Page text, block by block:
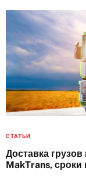
СТАТЬИ
Доставка
MakTrans, сроки